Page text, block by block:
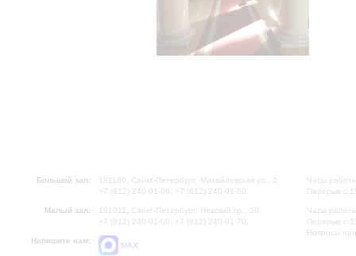
Большой зал:
191186, Санкт-Петербург, Михайловская ул., 2
+7 (812) 240-01-00, +7 (812) 240-01-80
Малый зал:
191011, Санкт-Петербург, Невский пр., 30
+7 (812) 240-01-00, +7 (812) 240-01-70
Напишите нам:
MAX
Часы
Перерыв с
Часы
Перерыв с
Вопросы